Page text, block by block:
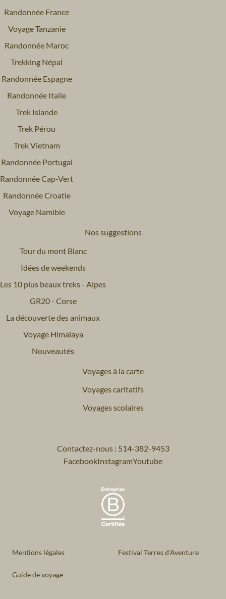
Randonnée France
Voyage Tanzanie
Randonnée Maroc
Trekking Népal
Randonnée Espagne
Randonnée Italie
Trek Islande
Trek Pérou
Trek Vietnam
Randonnée Portugal
Randonnée Cap-Vert
Randonnée Croatie
Voyage Namibie
Nos suggestions
Tour du mont Blanc
Idées de weekends
Les 10 plus beaux treks - Alpes
GR20 - Corse
La découverte des animaux
Voyage Himalaya
Nouveautés
Voyages à la carte
Voyages caritatifs
Voyages scolaires
Contactez-nous : 514-382-9453
FacebookInstagramYoutube
Mentions légales Festival Terres d'Aventure
Guide de voyage